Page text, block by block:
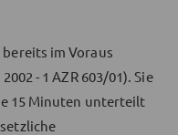
im Voraus
- 1 AZR 603/01). Sie
15 Minuten unterteilt